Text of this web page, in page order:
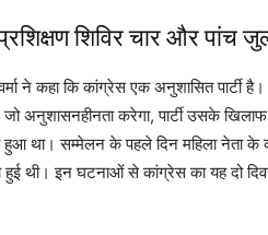
शिविर चार और पांच
ने कहा कि कांग्रेस एक अनुशासित पार्टी
जो अनुशासनहीनता करेगा, पार्टी उसके
हुआ था। सम्मेलन के पहले दिन महिला नेता
हुई थी। इन घटनाओं से कांग्रेस का यह दो